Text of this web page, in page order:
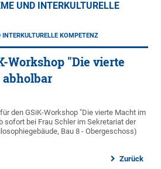
UND INTERKULTURELLE
KOMPETENZ
Workshop "Die vierte
den GSiK-Workshop "Die vierte Macht im
sofort bei Frau Schler im Sekretariat der
Bau 8 - Obergeschoss)
Zurück